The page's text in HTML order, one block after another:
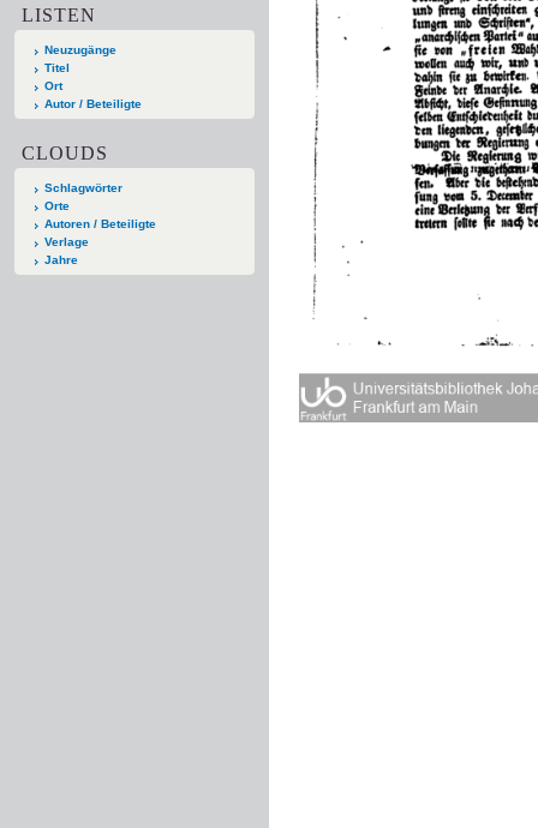
LISTEN
Neuzugänge
Titel
Ort
Autor / Beteiligte
CLOUDS
Schlagwörter
Orte
Autoren / Beteiligte
Verlage
Jahre